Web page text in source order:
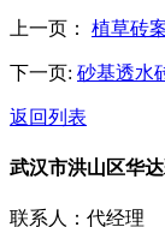
上一页： 植草砖
下一页: 砂基透水
返回列表
武汉市洪山区华
联系人：代经理